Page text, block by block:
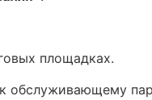
площадках.
обслуживающему